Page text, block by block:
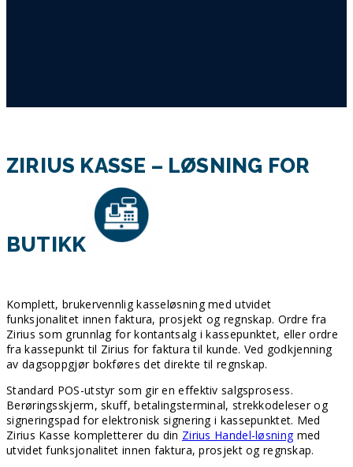
ZIRIUS KASSE – LØSNING FOR
BUTIKK
Komplett, brukervennlig kasseløsning med utvidet
funksjonalitet innen faktura, prosjekt og regnskap. Ordre fra
Zirius som grunnlag for kontantsalg i kassepunktet, eller ordre
fra kassepunkt til Zirius for faktura til kunde. Ved godkjenning
av dagsoppgjør bokføres det direkte til regnskap.
Standard POS-utstyr som gir en effektiv salgsprosess.
Berøringsskjerm, skuff, betalingsterminal, strekkodeleser og
signeringspad for elektronisk signering i kassepunktet. Med
Zirius Kasse kompletterer du din Zirius Handel-løsningmed
utvidet funksjonalitet innen faktura, prosjekt og regnskap.